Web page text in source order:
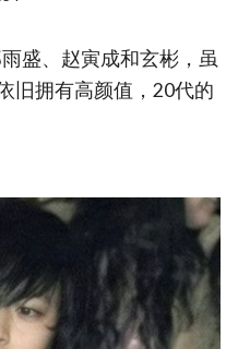
盛、赵寅成和玄彬，虽
旧拥有高颜值，20代的